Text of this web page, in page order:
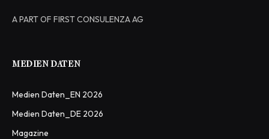
A PART OF FIRST CONSULENZA AG
MEDIEN DATEN
Medien Daten_EN 2026
Medien Daten_DE 2026
Magazine